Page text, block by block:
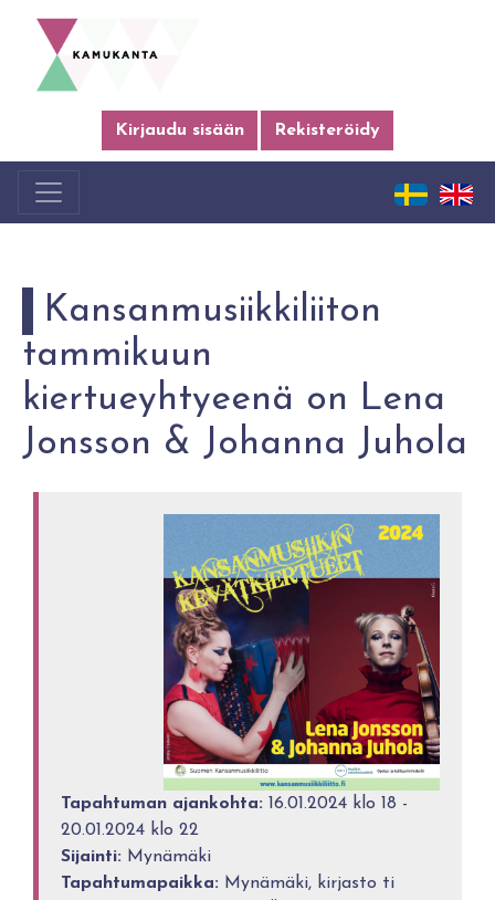
Kirjaudu sisään Rekisteröidy
Kansanmusiikkiliiton
tammikuun
kiertueyhtyeenä on Lena
Jonsson & Johanna Juhola
Tapahtuman ajankohta: 16.01.2024 klo 18 -
20.01.2024 klo 22
Sijainti: Mynämäki
Tapahtumapaikka: Mynämäki, kirjasto ti